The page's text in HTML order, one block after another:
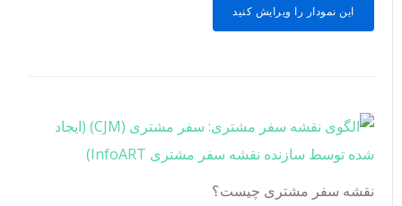
این نمودار را ویرایش کنید
نقشه سفر مشتری چیست؟